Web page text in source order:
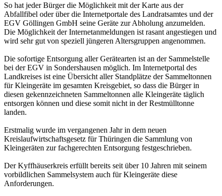
So hat jeder Bürger die Möglichkeit mit der Karte aus der
Abfallfibel oder über die Internetportale des Landratsamtes und der
EGV Göllingen GmbH seine Geräte zur Abholung anzumelden.
Die Möglichkeit der Internetanmeldungen ist rasant angestiegen und
wird sehr gut von speziell jüngeren Altersgruppen angenommen.
Die sofortige Entsorgung aller Gerätearten ist an der Sammelstelle
bei der EGV in Sondershausen möglich. Im Internetportal des
Landkreises ist eine Übersicht aller Standplätze der Sammeltonnen
für Kleingeräte im gesamten Kreisgebiet, so dass die Bürger in
diesen gekennzeichneten Sammeltonnen alle Kleingeräte täglich
entsorgen können und diese somit nicht in der Restmülltonne
landen.
Erstmalig wurde im vergangenen Jahr in dem neuen
Kreislaufwirtschaftsgesetz für Thüringen die Sammlung von
Kleingeräten zur fachgerechten Entsorgung festgeschrieben.
Der Kyffhäuserkreis erfüllt bereits seit über 10 Jahren mit seinem
vorbildlichen Sammelsystem auch für Kleingeräte diese
Anforderungen.